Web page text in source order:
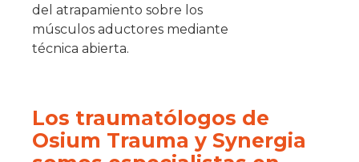
del atrapamiento sobre los
músculos aductores mediante
técnica abierta.
Los traumatólogos de
Osium Trauma y Synergia